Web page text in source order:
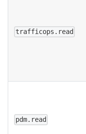
trafficops.read
pdm.read